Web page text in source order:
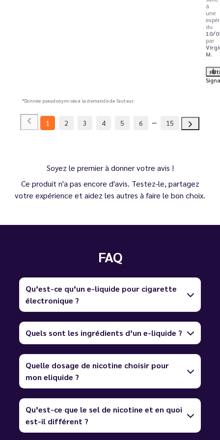
à
une
du
10/
par
M.
*Donnée pseudonymisée à la demande de l'auteur.
1 2 3 4 5 6 15
Soyez le premier à donner votre avis !
Ce produit n'a pas encore d'avis. Testez-le, partagez
votre expérience et aidez les autres à faire le bon choix.
FAQ
Qu’est-ce qu’un e-liquide pour cigarette
électronique ?
Quels sont les ingrédients d’un e-liquide ?
Quelle dosage de nicotine choisir pour
mon eliquide ?
Qu’est-ce que le sel de nicotine et en quoi
est-il différent ?